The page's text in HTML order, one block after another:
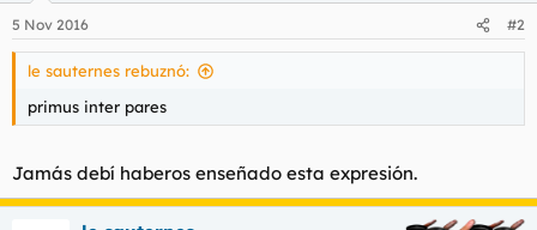
5 Nov 2016 #2
le sauternes rebuznó:
primus inter pares
Jamás debí haberos enseñado esta expresión.